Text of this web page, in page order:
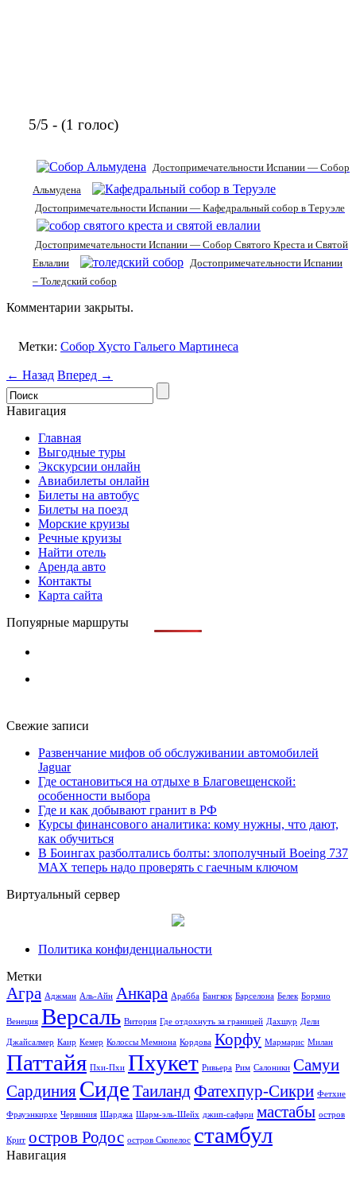
5/5 - (1 голос)
Достопримечательности Испании — Собор
Альмудена
Достопримечательности Испании — Кафедральный собор в Теруэле
Достопримечательности Испании — Собор Святого Креста и Святой
Евлалии
Достопримечательности Испании
– Толедский собор
Комментарии закрыты.
Метки: Собор Хусто Гальего Мартинеса
← Назад Вперед →
Навигация
Главная
Выгодные туры
Экскурсии онлайн
Авиабилеты онлайн
Билеты на автобус
Билеты на поезд
Морские круизы
Речные круизы
Найти отель
Аренда авто
Контакты
Карта сайта
Попуярные маршруты
Свежие записи
Развенчание мифов об обслуживании автомобилей
Jaguar
Где остановиться на отдыхе в Благовещенской:
особенности выбора
Где и как добывают гранит в РФ
Курсы финансового аналитика: кому нужны, что дают,
как обучиться
В Боингах разболтались болты: злополучный Boeing 737
MAX теперь надо проверять с гаечным ключом
Виртуальный сервер
Политика конфиденциальности
Метки
Агра Аджман Аль-Айн Анкара Арабба Бангкок Барселона Белек Бормио
Венеция Версаль Витория Где отдохнуть за границей Дахшур Дели
Джайсалмер Каир Кемер Колоссы Мемнона Кордова Корфу Мармарис Милан
Паттайя Пхи-Пхи Пхукет Ривьера Рим Салоники Самуи
Сардиния Сиде ТаиландФатехпур-Сикри Фетхие
Фрауэнкирхе Червиния Шарджа Шарм-эль-Шейх джип-сафари мастабы остров
Крит остров Родос остров Скопелос стамбул
Навигация